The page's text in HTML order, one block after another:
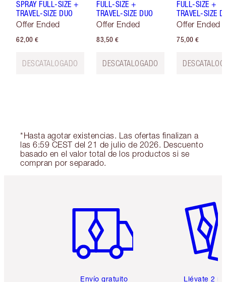
SPRAY FULL-SIZE +
TRAVEL-SIZE DUO
Offer Ended
62,00 €
DESCATALOGADO
FULL-SIZE +
TRAVEL-SIZE DUO
Offer Ended
83,50 €
DESCATALOGADO
FULL-SIZE +
TRAVEL-SIZE
Offer Ended
75,00 €
*Hasta agotar existencias. Las ofertas finalizan a
las 6:59 CEST del 21 de julio de 2026. Descuento
basado en el valor total de los productos si se
compran por separado.
Envío gratuito
Llévate 2